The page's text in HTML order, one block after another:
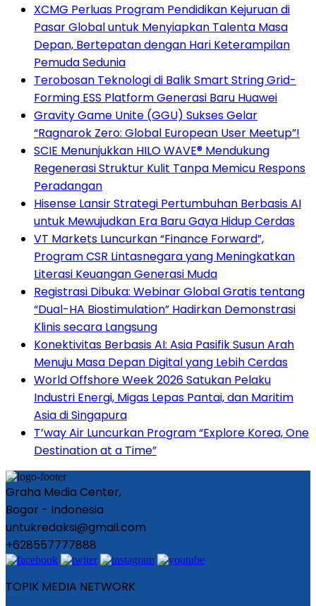
XCMG Perluas Program Pendidikan Kejuruan di
Pasar Global untuk Menyiapkan Talenta Masa
Depan, Bertepatan dengan Hari Keterampilan
Pemuda Sedunia
Terobosan Teknologi di Balik Smart String Grid-
Forming ESS Platform Generasi Baru Huawei
Gravity Game Unite (GGU) Sukses Gelar
“Ragnarok Zero: Global European User Meetup”!
SCIE Menunjukkan HILO WAVE® Mendukung
Regenerasi Struktur Kulit Tanpa Memicu Respons
Peradangan
Hisense Lansir Strategi Pertumbuhan Berbasis AI
untuk Mewujudkan Era Baru Gaya Hidup Cerdas
VT Markets Luncurkan “Finance Forward”,
Program CSR Lintasnegara yang Meningkatkan
Literasi Keuangan Generasi Muda
Registrasi Dibuka: Webinar Global Gratis tentang
“Dual-HA Biostimulation” Hadirkan Demonstrasi
Klinis secara Langsung
Konektivitas Berbasis AI: Asia Pasifik Susun Arah
Menuju Masa Depan Digital yang Lebih Cerdas
World Offshore Week 2026 Satukan Pelaku
Industri Energi, Migas Lepas Pantai, dan Maritim
Asia di Singapura
T’way Air Luncurkan Program “Explore Korea, One
Destination at a Time”
Graha Media Center,
Bogor - Indonesia
untukredaksi@gmail.com
+628557777888
TOPIK MEDIA NETWORK